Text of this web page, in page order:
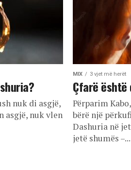
nuk di asgjë,
asgjë, nuk vlen
MIX 3 vjet më herët
Çfarë është
Përparim
bërë një
Dashuria në
jetë shumës –...